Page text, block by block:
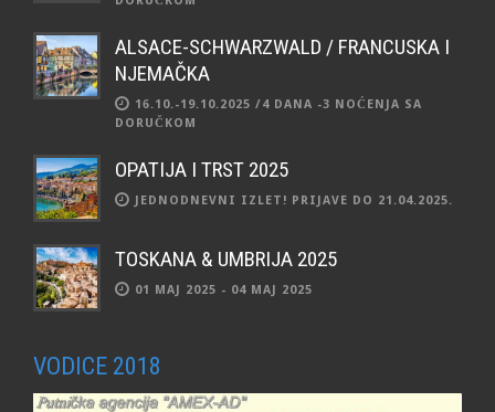
ALSACE-SCHWARZWALD / FRANCUSKA I
NJEMAČKA
16.10.-19.10.2025 /4 DANA -3 NOĆENJA SA
DORUČKOM
OPATIJA I TRST 2025
JEDNODNEVNI IZLET! PRIJAVE DO 21.04.2025.
TOSKANA & UMBRIJA 2025
01 MAJ 2025 - 04 MAJ 2025
VODICE 2018